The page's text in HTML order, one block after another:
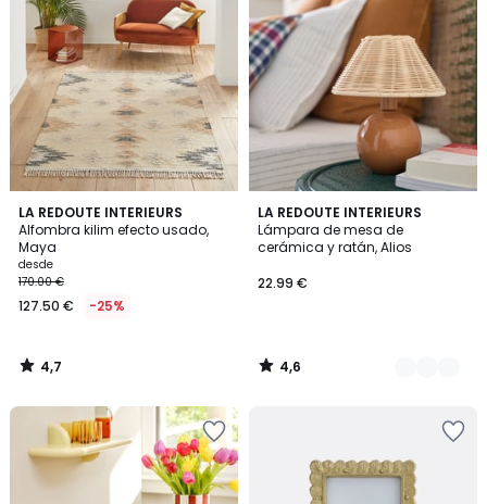
LA REDOUTE INTERIEURS
Alfombra kilim efecto usado,
Maya
desde
170.00 €
127.50 € -25%
4,7
/ 5
4,7
/
LA REDOUTE INTERIEURS
Lámpara de mesa de
cerámica y ratán, Alios
22.99 €
4,6
/ 5
3
Colores
4,6
/